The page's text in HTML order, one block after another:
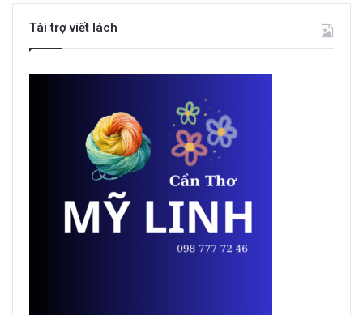
Tài trợ viết lách